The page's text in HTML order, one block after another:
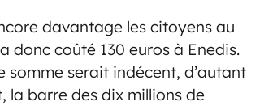
davantage les citoyens au
donc coûté 130 euros à Enedis.
somme serait indécent, d’autant
la barre des dix millions de